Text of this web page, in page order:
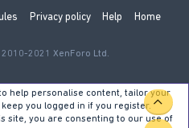
Privacy policy Help Home
2021 XenForo Ltd.
help personalise content, tailor your
you logged in if you register.
site, you are consenting to our use of
TOP